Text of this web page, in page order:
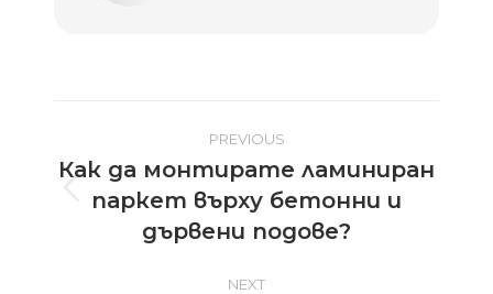
navigation
PREVIOUS
Previous
post:
Как да монтирате ламиниран
паркет върху бетонни и
дървени подове?
NEXT